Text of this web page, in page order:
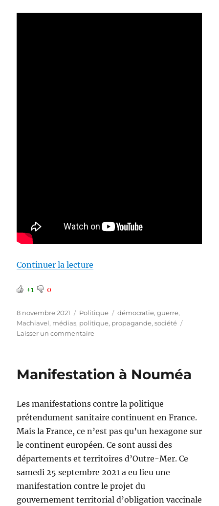
Continuer la lecture
+1 0
Publié
le
8 novembre 2021 Catégories
Politique Étiquettes
démocratie,guerre,
Machiavel, médias, politique, propagande,société
Laisser un commentairesur
Manifestation à Nouméa
Les manifestations contre la politique
prétendument sanitaire continuent en France.
Mais la France, ce n’est pas qu’un hexagone sur
le continent européen. Ce sont aussi des
départements et territoires d’Outre-Mer. Ce
samedi 25 septembre 2021 a eu lieu une
manifestation contre le projet du
gouvernement territorial d’obligation vaccinale